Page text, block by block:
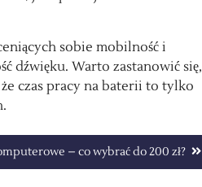
sobie mobilność i
dźwięku. Warto zastanowić się,
czas pracy na baterii to tylko
– co wybrać do 200 zł?